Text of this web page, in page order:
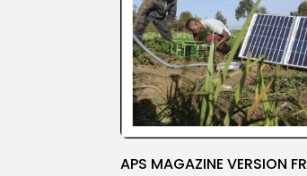
APS MAGAZINE VERSION FR